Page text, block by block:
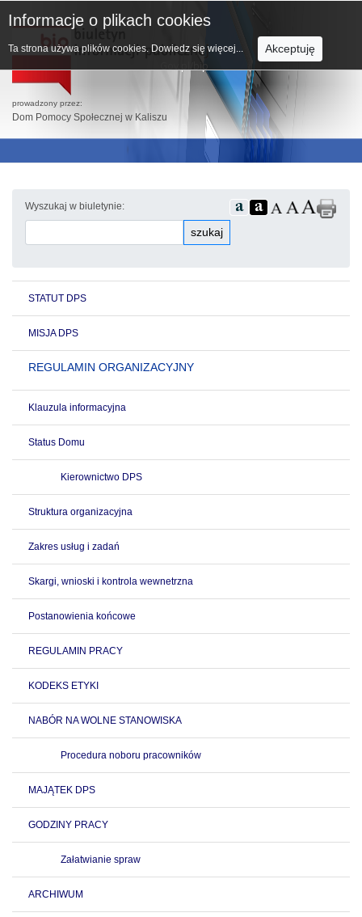
prowadzony przez:
Dom Pomocy Społecznej w Kaliszu
Wyszukaj w biuletynie:
szukaj
STATUT DPS
MISJA DPS
REGULAMIN ORGANIZACYJNY
Klauzula informacyjna
Status Domu
Kierownictwo DPS
Struktura organizacyjna
Zakres usług i zadań
Skargi, wnioski i kontrola wewnetrzna
Postanowienia końcowe
REGULAMIN PRACY
KODEKS ETYKI
NABÓR NA WOLNE STANOWISKA
Procedura noboru pracowników
MAJĄTEK DPS
GODZINY PRACY
Załatwianie spraw
ARCHIWUM
Informacje o plikach cookies
Ta strona używa plików cookies. Dowiedz się więcej... Akceptuję